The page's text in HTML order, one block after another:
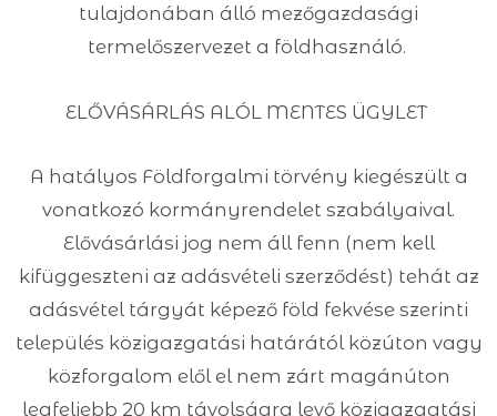
tulajdonában álló mezőgazdasági
termelőszervezet a földhasználó.
ELŐVÁSÁRLÁS ALÓL MENTES ÜGYLET
A hatályos Földforgalmi törvény kiegészült a
vonatkozó kormányrendelet szabályaival.
Elővásárlási jog nem áll fenn (nem kell
kifüggeszteni az adásvételi szerződést) tehát az
adásvétel tárgyát képező föld fekvése szerinti
település közigazgatási határától közúton vagy
közforgalom elől el nem zárt magánúton
legfeljebb 20 km távolságra levő közigazgatási